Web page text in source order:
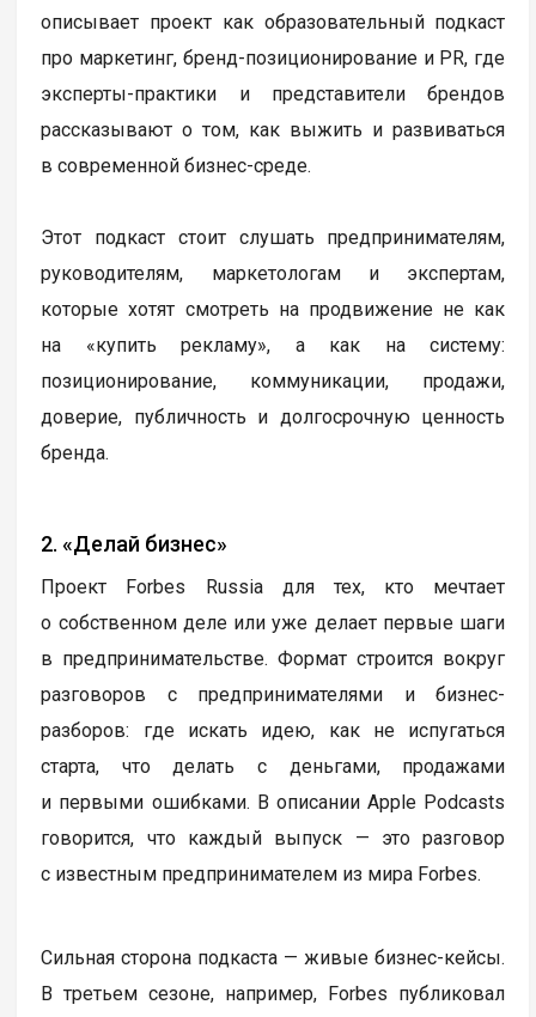
описывает проект как образовательный подкаст
про маркетинг, бренд-позиционирование и PR, где
эксперты-практики и представители брендов
рассказывают о том, как выжить и развиваться
в современной бизнес-среде.
Этот подкаст стоит слушать предпринимателям,
руководителям, маркетологам и экспертам,
которые хотят смотреть на продвижение не как
на «купить рекламу», а как на систему:
позиционирование, коммуникации, продажи,
доверие, публичность и долгосрочную ценность
бренда.
2. «Делай бизнес»
Проект Forbes Russia для тех, кто мечтает
о собственном деле или уже делает первые шаги
в предпринимательстве. Формат строится вокруг
разговоров с предпринимателями и бизнес-
разборов: где искать идею, как не испугаться
старта, что делать с деньгами, продажами
и первыми ошибками. В описании Apple Podcasts
говорится, что каждый выпуск — это разговор
с известным предпринимателем из мира Forbes.
Сильная сторона подкаста — живые бизнес-кейсы.
В третьем сезоне, например, Forbes публиковал